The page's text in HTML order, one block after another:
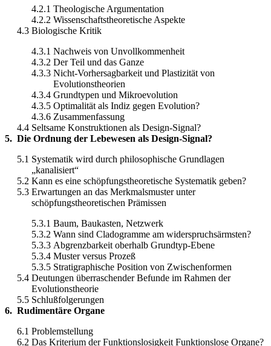
4.2.1 Theologische Argumentation
4.2.2 Wissenschaftstheoretische Aspekte
4.3 Biologische Kritik
4.3.1 Nachweis von Unvollkommenheit
4.3.2 Der Teil und das Ganze
4.3.3 Nicht-Vorhersagbarkeit und Plastizität von
Evolutionstheorien
4.3.4 Grundtypen und Mikroevolution
4.3.5 Optimalität als Indiz gegen Evolution?
4.3.6 Zusammenfassung
4.4 Seltsame Konstruktionen als Design-Signal?
5. Die Ordnung der Lebewesen als Design-Signal?
5.1 Systematik wird durch philosophische Grundlagen
„kanalisiert“
5.2 Kann es eine schöpfungstheoretische Systematik geben?
5.3 Erwartungen an das Merkmalsmuster unter
schöpfungstheoretischen Prämissen
5.3.1 Baum, Baukasten, Netzwerk
5.3.2 Wann sind Cladogramme am widerspruchsärmsten?
5.3.3 Abgrenzbarkeit oberhalb Grundtyp-Ebene
5.3.4 Muster versus Prozeß
5.3.5 Stratigraphische Position von Zwischenformen
5.4 Deutungen überraschender Befunde im Rahmen der
Evolutionstheorie
5.5 Schlußfolgerungen
6. Rudimentäre Organe
6.1 Problemstellung
6.2 Das Kriterium der Funktionslosigkeit Funktionslose Organe?